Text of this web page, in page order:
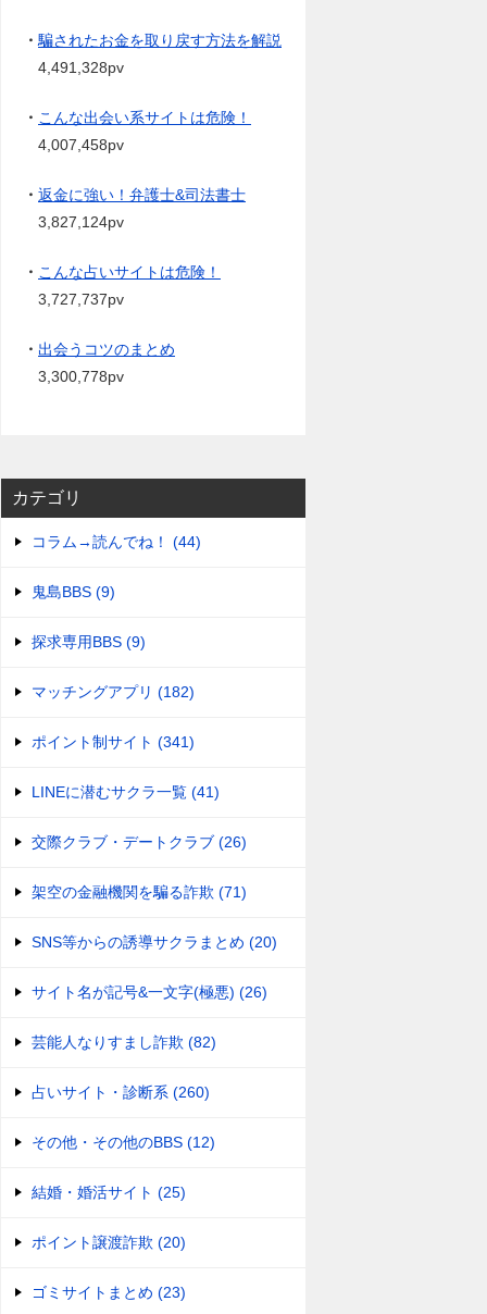
・ 騙されたお金を取り戻す方法を解説
4,491,328pv
・ こんな出会い系サイトは危険！
4,007,458pv
・ 返金に強い！弁護士&司法書士
3,827,124pv
・ こんな占いサイトは危険！
3,727,737pv
・ 出会うコツのまとめ
3,300,778pv
カテゴリ
コラム→読んでね！ (44)
鬼島BBS (9)
探求専用BBS (9)
マッチングアプリ (182)
ポイント制サイト (341)
LINEに潜むサクラ一覧 (41)
交際クラブ・デートクラブ (26)
架空の金融機関を騙る詐欺 (71)
SNS等からの誘導サクラまとめ (20)
サイト名が記号&一文字(極悪) (26)
芸能人なりすまし詐欺 (82)
占いサイト・診断系 (260)
その他・その他のBBS (12)
結婚・婚活サイト (25)
ポイント譲渡詐欺 (20)
ゴミサイトまとめ (23)